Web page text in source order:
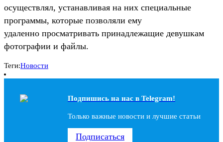
осуществлял, устанавливая на них специальные
программы, которые позволяли ему
удаленно просматривать принадлежащие девушкам
фотографии и файлы.
Теги:Новости
Подпишись на наc в Telegram!
Только важные новости и лучшие статьи
Подписаться